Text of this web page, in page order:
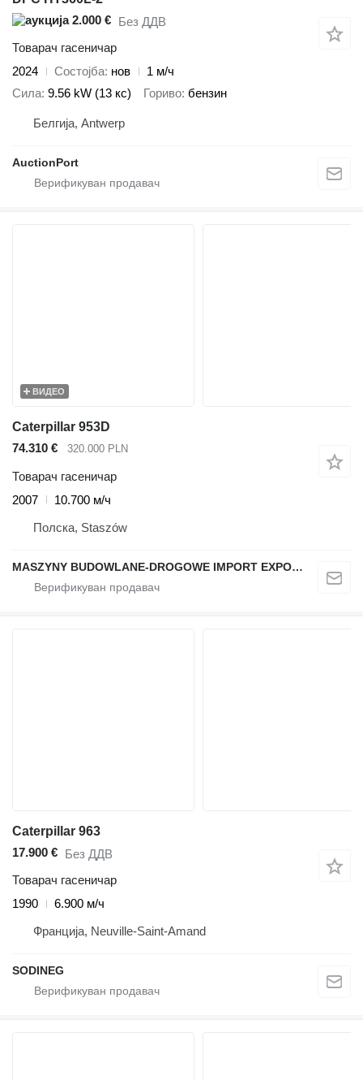
2.000 € Без ДДВ
Товарач гасеничар
2024
Состојба нов
1 м/ч
Сила 9.56 kW (13 кс) Гориво бензин
Белгија, Antwerp
AuctionPort
ВИДЕО
Caterpillar 953D
74.310 €
320.000 PLN
Товарач гасеничар
2007
10.700 м/ч
Полска, Staszów
MASZYNY BUDOWLANE-DROGOWE IMPORT EXPORT
Caterpillar 963
17.900 € Без ДДВ
Товарач гасеничар
1990
6.900 м/ч
Франција, Neuville-Saint-Amand
SODINEG